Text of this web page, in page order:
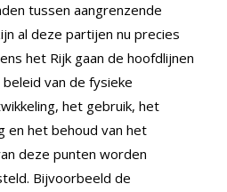
tussen aangrenzende
al deze partijen nu precies
het Rijk gaan de hoofdlijnen
van de fysieke
het gebruik, het
en het behoud van het
deze punten worden
Bijvoorbeeld de